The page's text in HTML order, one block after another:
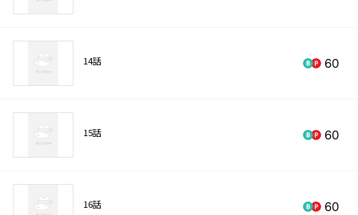
14話 60
15話 60
16話 60